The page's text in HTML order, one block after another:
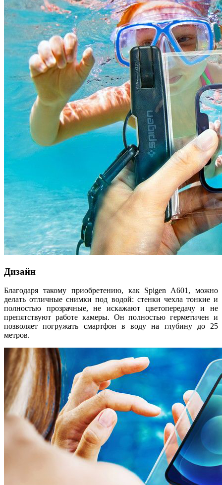
Дизайн
Благодаря такому приобретению, как Spigen A601, можно
делать отличные снимки под водой: стенки чехла тонкие и
полностью прозрачные, не искажают цветопередачу и не
препятствуют работе камеры. Он полностью герметичен и
позволяет погружать смартфон в воду на глубину до 25
метров.